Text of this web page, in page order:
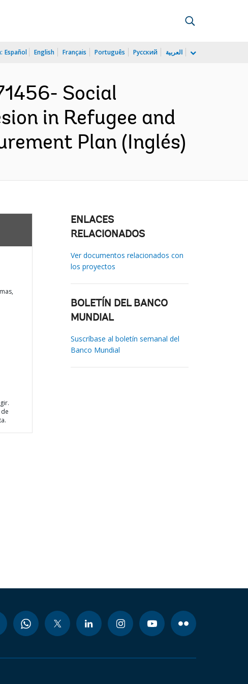
Español English Français Português Русский العربية
Social
in Refugee and
Plan (Inglés)
ENLACES
RELACIONADOS
Ver documentos relacionados con
los proyectos
BOLETÍN DEL BANCO
MUNDIAL
Suscríbase al boletín semanal del
Banco Mundial